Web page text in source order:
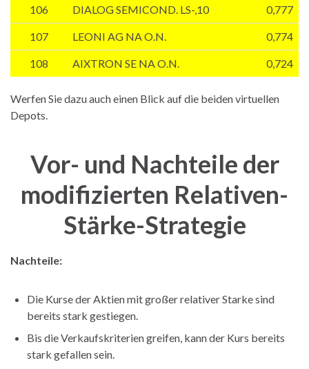
106 DIALOG SEMICOND. LS-,10 0,777
107 LEONI AG NA O.N. 0,774
108 AIXTRON SE NA O.N. 0,724
Werfen Sie dazu auch einen Blick auf die beiden virtuellen
Depots.
Vor- und Nachteile der
modifizierten Relativen-
Stärke-Strategie
Nachteile:
Die Kurse der Aktien mit großer relativer Starke sind
bereits stark gestiegen.
Bis die Verkaufskriterien greifen, kann der Kurs bereits
stark gefallen sein.